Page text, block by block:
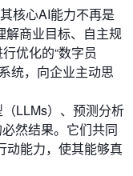
核心AI能力不再是
解商业目标、自主规
优化的“数字员
统，向企业主动思
LLMs）、预测分析
然结果。它们共同
动能力，使其能够真